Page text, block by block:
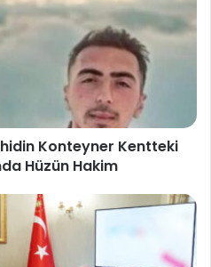
Konteyner Kentteki
Hüzün Hakim